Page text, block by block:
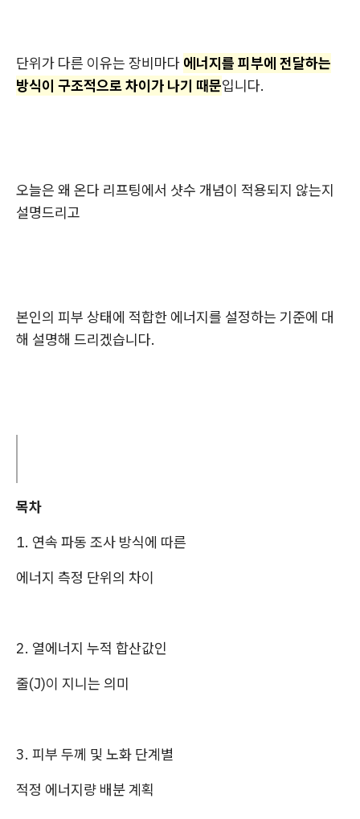
단위가 다른 이유는 장비마다 에너지를 피부에 전달하는
방식이 구조적으로 차이가 나기 때문입니다.
오늘은 왜 온다 리프팅에서 샷수 개념이 적용되지 않는지
설명드리고
본인의 피부 상태에 적합한 에너지를 설정하는 기준에 대
해 설명해 드리겠습니다.
목차
1. 연속 파동 조사 방식에 따른
에너지 측정 단위의 차이
2. 열에너지 누적 합산값인
줄(J)이 지니는 의미
3. 피부 두께 및 노화 단계별
적정 에너지량 배분 계획